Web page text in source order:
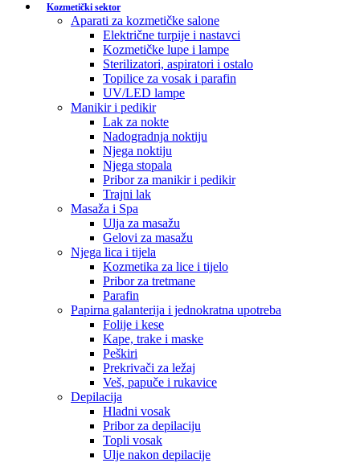
Kozmetički sektor
Aparati za kozmetičke salone
Električne turpije i nastavci
Kozmetičke lupe i lampe
Sterilizatori, aspiratori i ostalo
Topilice za vosak i parafin
UV/LED lampe
Manikir i pedikir
Lak za nokte
Nadogradnja noktiju
Njega noktiju
Njega stopala
Pribor za manikir i pedikir
Trajni lak
Masaža i Spa
Ulja za masažu
Gelovi za masažu
Njega lica i tijela
Kozmetika za lice i tijelo
Pribor za tretmane
Parafin
Papirna galanterija i jednokratna upotreba
Folije i kese
Kape, trake i maske
Peškiri
Prekrivači za ležaj
Veš, papuče i rukavice
Depilacija
Hladni vosak
Pribor za depilaciju
Topli vosak
Ulje nakon depilacije